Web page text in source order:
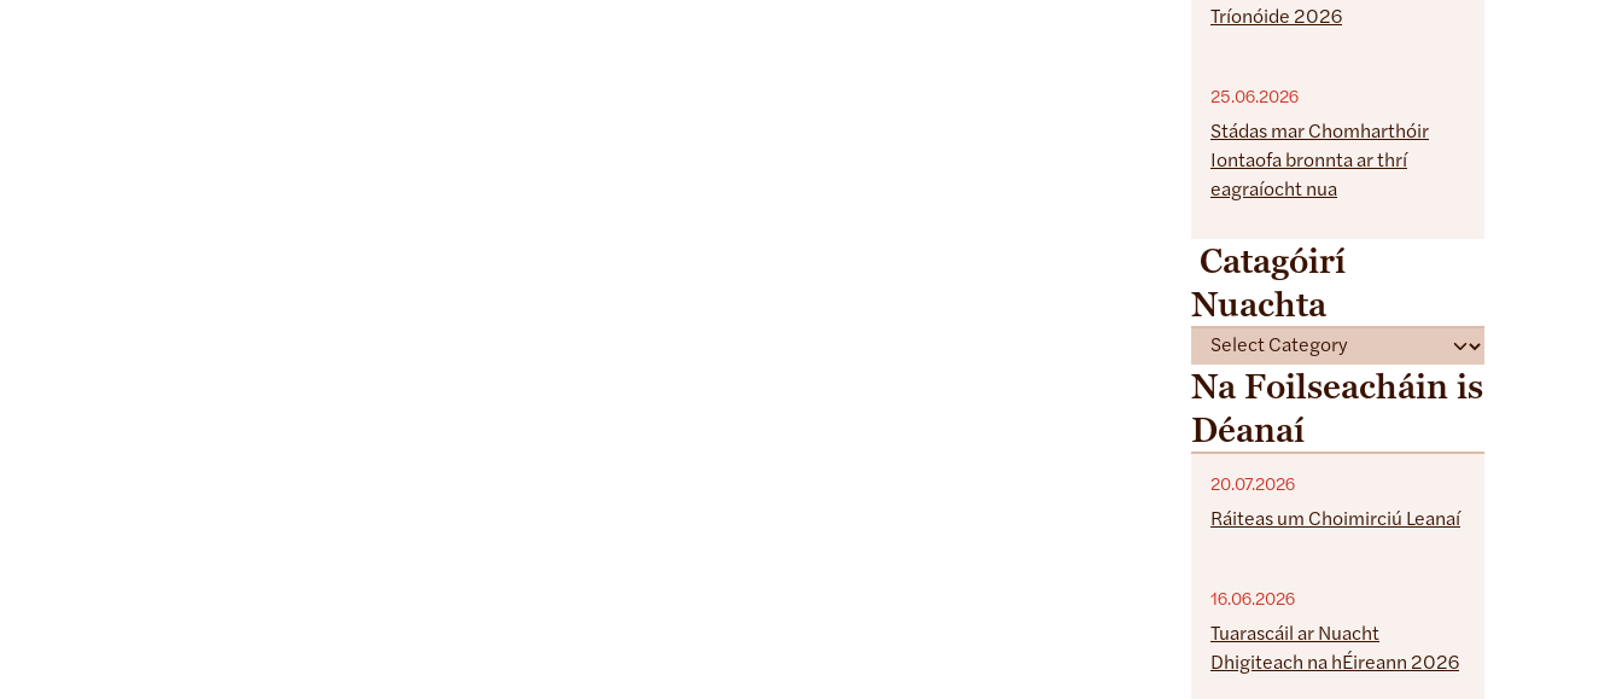
Tríonóide 2026
25.06.2026
Stádas mar Chomharthóir
Iontaofa bronnta ar thrí
eagraíocht nua
Catagóirí
Nuachta
a
t
g
Na Foilseacháin is
Déanaí
20.07.2026
Ráiteas um Choimirciú Leanaí
16.06.2026
Tuarascáil ar Nuacht
Dhigiteach na hÉireann 2026